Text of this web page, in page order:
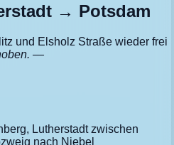
→ Potsdam
und Elsholz Straße wieder frei
—
Lutherstadt zwischen
nach Niebel